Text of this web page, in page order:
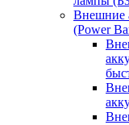
Внешние
(Power